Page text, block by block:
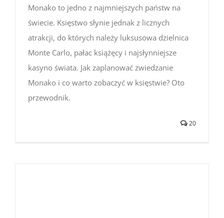
Monako to jedno z najmniejszych państw na
świecie. Księstwo słynie jednak z licznych
atrakcji, do których należy luksusowa dzielnica
Monte Carlo, pałac książęcy i najsłynniejsze
kasyno świata. Jak zaplanować zwiedzanie
Monako i co warto zobaczyć w księstwie? Oto
przewodnik.
20